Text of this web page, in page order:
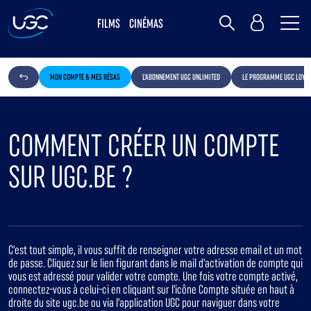
FILMS CINÉMAS MY UGC
MON COMPTE & MES RÉSAS L'ABONNEMENT UGC UNLIMITED LE PROGRAMME UGC
COMMENT CRÉER UN COMPTE
SUR UGC.BE ?
C'est tout simple, il vous suffit de renseigner votre adresse email et un mot
de passe. Cliquez sur le lien figurant dans le mail d'activation de compte qui
vous est adressé pour valider votre compte. Une fois votre compte activé,
connectez-vous à celui-ci en cliquant sur l'icône Compte située en haut à
droite du site ugc.be ou via l'application UGC pour naviguer dans votre